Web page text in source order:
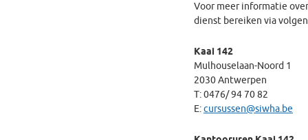
Voor meer informatie
dienst bereiken via
Kaai 142
Mulhouselaan-Noord 1
2030 Antwerpen
T: 0476/ 94 70 82
E:cursussen@siwha.be